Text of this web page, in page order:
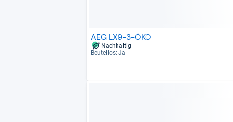
AEG LX9-3-ÖKO
Nachhaltig
Beu­tel­los: Ja